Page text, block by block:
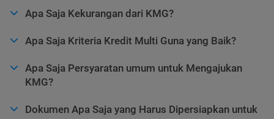
Apa Saja Kekurangan dari KMG?
Apa Saja Kriteria Kredit Multi Guna yang Baik?
Apa Saja Persyaratan umum untuk Mengajukan
KMG?
Dokumen Apa Saja yang Harus Dipersiapkan untuk